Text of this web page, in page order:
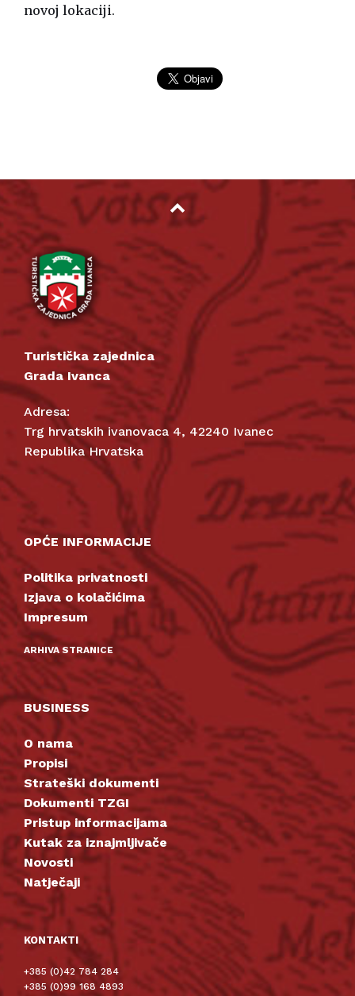
novoj lokaciji.
Turistička zajednica
Grada Ivanca
Adresa:
Trg hrvatskih ivanovaca 4, 42240 Ivanec
Republika Hrvatska
OPĆE INFORMACIJE
Politika privatnosti
Izjava o kolačićima
Impresum
ARHIVA STRANICE
BUSINESS
O nama
Propisi
Strateški dokumenti
Dokumenti TZGI
Pristup informacijama
Kutak za iznajmljivače
Novosti
Natječaji
KONTAKTI
+385 (0)42 784 284
+385 (0)99 168 4893